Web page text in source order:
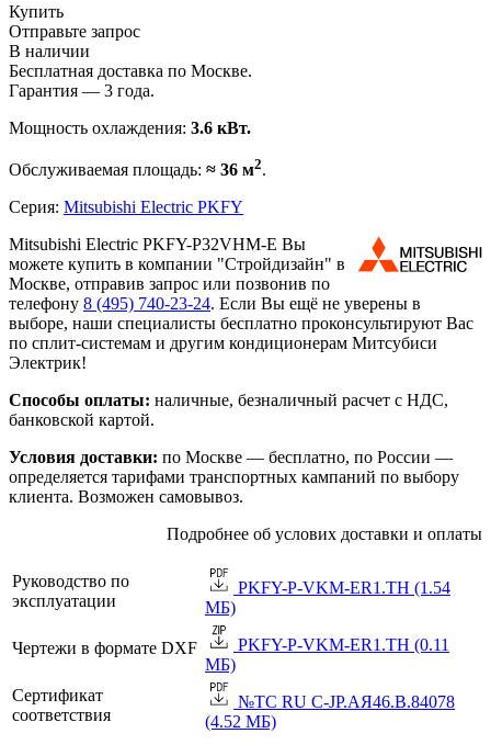
Купить
Отправьте запрос
В наличии
Бесплатная доставка по Москве.
Гарантия — 3 года.
Мощность охлаждения: 3.6 кВт.
Обслуживаемая площадь: ≈ 36 м2.
Серия: Mitsubishi Electric PKFY
Mitsubishi Electric PKFY-P32VHM-E Вы
можете купить в компании "Стройдизайн" в
Москве, отправив запрос или позвонив по
телефону 8 (495) 740-23-24. Если Вы ещё не уверены в
выборе, наши специалисты бесплатно проконсультируют Вас
по сплит-системам и другим кондиционерам Митсубиси
Электрик!
Способы оплаты: наличные, безналичный расчет с НДС,
банковской картой.
Условия доставки: по Москве — бесплатно, по России —
определяется тарифами транспортных кампаний по выбору
клиента. Возможен самовывоз.
Подробнее об услових доставки и оплаты
Руководство по
эксплуатации
PKFY-P-VKM-ER1.TH (1.54
МБ)
Чертежи в формате DXF
PKFY-P-VKM-ER1.TH (0.11
МБ)
Сертификат
соответствия
№TC RU C-JP.АЯ46.B.84078
(4.52 МБ)